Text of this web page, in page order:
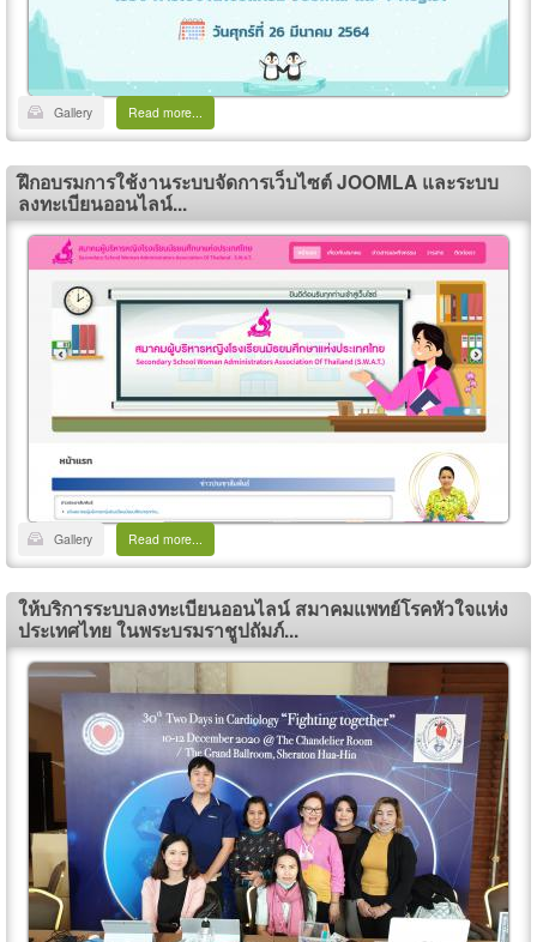
Gallery Read more...
ฝึกอบรมการใช้งานระบบจัดการเว็บไซต์ JOOMLA และระบบ
ลงทะเบียนออนไลน์...
Gallery Read more...
ให้บริการระบบลงทะเบียนออนไลน์ สมาคมแพทย์โรคหัวใจแห่ง
ประเทศไทย ในพระบรมราชูปถัมภ์...